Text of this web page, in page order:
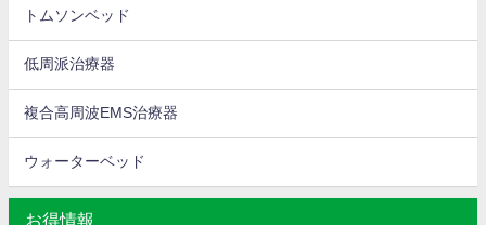
トムソンベッド
低周派治療器
複合高周波EMS治療器
ウォーターベッド
お得情報